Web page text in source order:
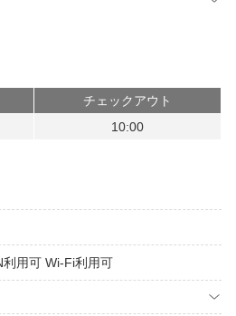
チェックアウト
10:00
利用可 Wi-Fi利用可